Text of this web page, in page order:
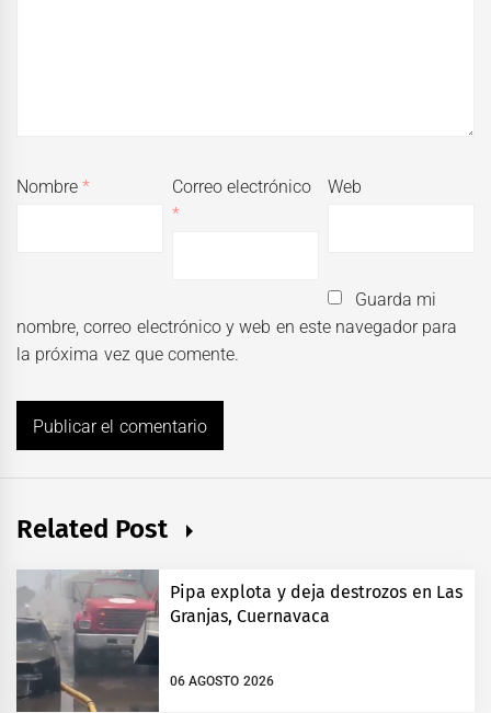
Nombre*
Correo electrónico
*
Web
Guarda mi
nombre, correo electrónico y web en este navegador para
la próxima vez que comente.
Related Post
Pipa explota y deja destrozos en Las
Granjas, Cuernavaca
06 AGOSTO 2026